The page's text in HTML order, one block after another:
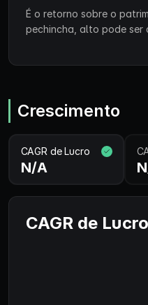
É o retorno sobre o
pechincha, alto pode ser
Crescimento
CAGR de Lucro
N/A
CAGR de Lucro